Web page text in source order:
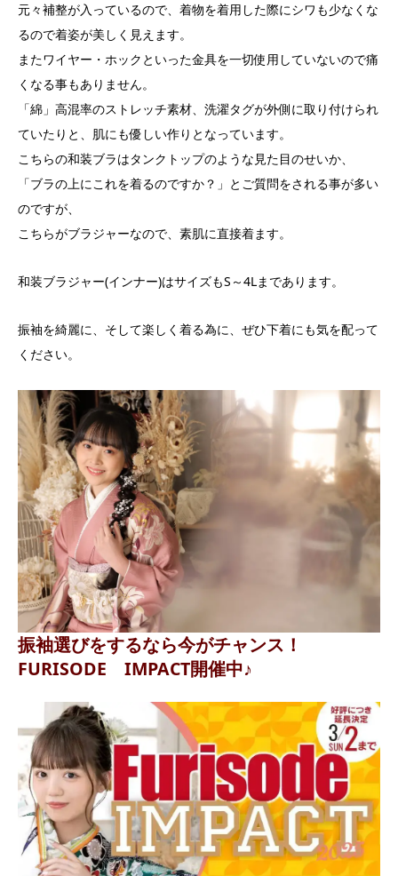
元々補整が入っているので、着物を着用した際にシワも少なくな
るので着姿が美しく見えます。
またワイヤー・ホックといった金具を一切使用していないので痛
くなる事もありません。
「綿」高混率のストレッチ素材、洗濯タグが外側に取り付けられ
ていたりと、肌にも優しい作りとなっています。
こちらの和装ブラはタンクトップのような見た目のせいか、
「ブラの上にこれを着るのですか？」とご質問をされる事が多い
のですが、
こちらがブラジャーなので、素肌に直接着ます。
和装ブラジャー(インナー)はサイズもS～4Lまであります。
振袖を綺麗に、そして楽しく着る為に、ぜひ下着にも気を配って
ください。
振袖選びをするなら今がチャンス！
FURISODE IMPACT開催中♪